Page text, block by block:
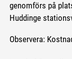
genomförs på
Huddinge
Observera: